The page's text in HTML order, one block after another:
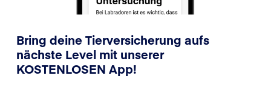
Bring deine Tierversicherung aufs
nächste Level mit unserer
KOSTENLOSEN App!